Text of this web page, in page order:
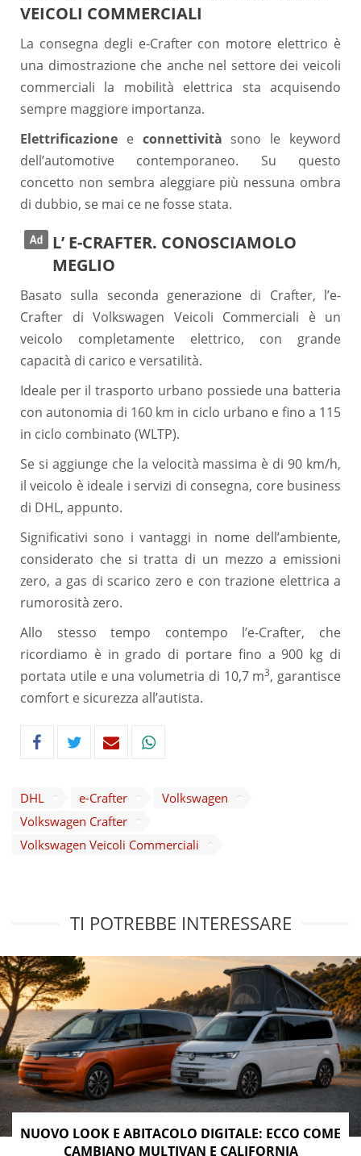
VEICOLI COMMERCIALI
La consegna degli e-Crafter con motore elettrico è
una dimostrazione che anche nel settore dei veicoli
commerciali la mobilità elettrica sta acquisendo
sempre maggiore importanza.
Elettrificazione e connettività sono le keyword
dell’automotive contemporaneo. Su questo
concetto non sembra aleggiare più nessuna ombra
di dubbio, se mai ce ne fosse stata.
L’ E-CRAFTER. CONOSCIAMOLO
MEGLIO
Basato sulla seconda generazione di Crafter, l’e-
Crafter di Volkswagen Veicoli Commerciali è un
veicolo completamente elettrico, con grande
capacità di carico e versatilità.
Ideale per il trasporto urbano possiede una batteria
con autonomia di 160 km in ciclo urbano e fino a 115
in ciclo combinato (WLTP).
Se si aggiunge che la velocità massima è di 90 km/h,
il veicolo è ideale i servizi di consegna, core business
di DHL, appunto.
Significativi sono i vantaggi in nome dell’ambiente,
considerato che si tratta di un mezzo a emissioni
zero, a gas di scarico zero e con trazione elettrica a
rumorosità zero.
Allo stesso tempo contempo l’e-Crafter, che
ricordiamo è in grado di portare fino a 900 kg di
portata utile e una volumetria di 10,7 m3, garantisce
comfort e sicurezza all’autista.
DHL e-Crafter
Volkswagen
Volkswagen Crafter
Volkswagen Veicoli Commerciali
TI POTREBBE INTERESSARE
NUOVO LOOK E ABITACOLO DIGITALE: ECCO COME
CAMBIANO MULTIVAN E CALIFORNIA